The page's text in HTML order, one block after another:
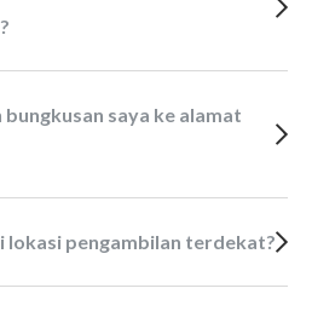
lokasi pengambilan terdekat?